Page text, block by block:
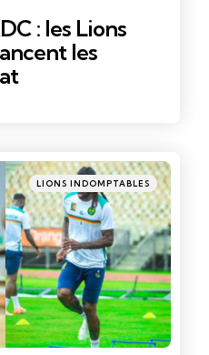
: les Lions
les
Posté
dans
LIONS INDOMPTABLES